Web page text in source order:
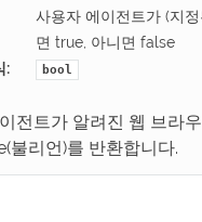
사용자 에이전트가 (지
면 true, 아니면 false
: bool
전트가 알려진 웹 브라
리언)를 반환합니다.